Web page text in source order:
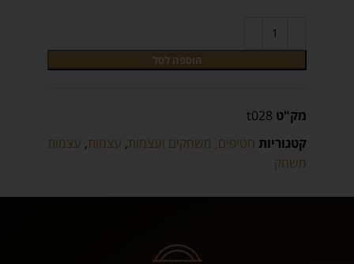
הוספה לסל
מק"ט t028
קטגוריות חטיפים, משחקים ועצמות, עצמות, עצמות
משחק